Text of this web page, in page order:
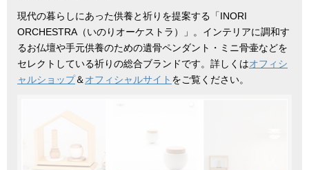
現代の暮らしにあった供養と祈りを提案する「INORI
ORCHESTRA（いのりオーケストラ）」。インテリアに調和す
るお仏壇や手元供養のための遺骨ペンダント・ミニ骨壷などを
セレクトしている祈りの総合ブランドです。詳しくはオフィシ
ャルショップ＆オフィシャルサイト をご覧ください。